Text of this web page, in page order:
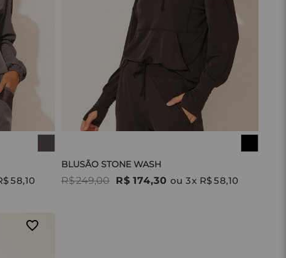
58,10
BLUSÃO STONE WASH
R$249,00 R$ 174,30 ou3x R$58,10